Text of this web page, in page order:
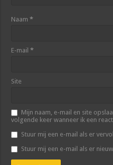
Naam*
E-mail*
Site
Mijn naam, e-mail en site
volgende keer wanneer ik een
Stuur mij een e-mail als er
Stuur mij een e-mail als er